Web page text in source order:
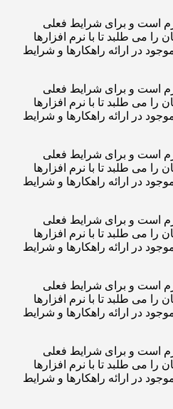
است و برای شرایط فعلی
می طلبد تا با نرم افزارها
در ارائه راهکارها و شرایط
است و برای شرایط فعلی
می طلبد تا با نرم افزارها
در ارائه راهکارها و شرایط
است و برای شرایط فعلی
می طلبد تا با نرم افزارها
در ارائه راهکارها و شرایط
است و برای شرایط فعلی
می طلبد تا با نرم افزارها
در ارائه راهکارها و شرایط
است و برای شرایط فعلی
می طلبد تا با نرم افزارها
در ارائه راهکارها و شرایط
است و برای شرایط فعلی
می طلبد تا با نرم افزارها
در ارائه راهکارها و شرایط